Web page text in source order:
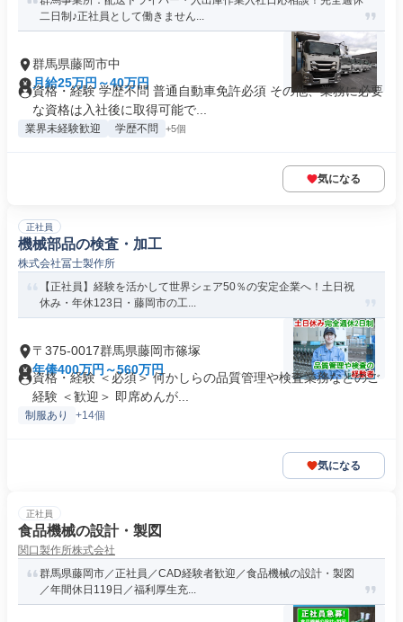
二日制♪正社員として働きません...
群馬県藤岡市中
月給25万円～40万円
資格・経験 学歴不問 普通自動車免許必須 その他、業務に必要
な資格は入社後に取得可能で...
業界未経験歓迎 学歴不問 +5個
気になる
正社員
機械部品の検査・加工
株式会社冨士製作所
【正社員】経験を活かして世界シェア50％の安定企業へ！土日祝
休み・年休123日・藤岡市の工...
〒375-0017群馬県藤岡市篠塚
年俸400万円～560万円
資格・経験 ＜必須＞ 何かしらの品質管理や検査業務などのご
経験 ＜歓迎＞ 即席めんが...
制服あり +14個
気になる
正社員
食品機械の設計・製図
関口製作所株式会社
群馬県藤岡市／正社員／CAD経験者歓迎／食品機械の設計・製図
／年間休日119日／福利厚生充...